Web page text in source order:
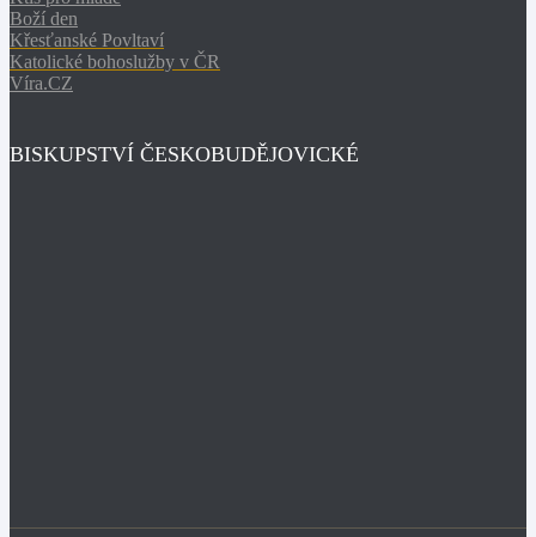
Boží den
Křesťanské Povltaví
Katolické bohoslužby v ČR
Víra.CZ
BISKUPSTVÍ ČESKOBUDĚJOVICKÉ